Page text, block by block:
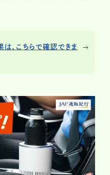
、こちらで確認できま